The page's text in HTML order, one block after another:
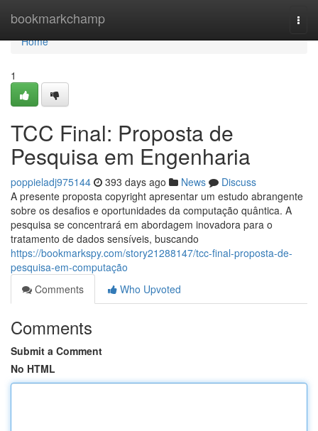
bookmarkchamp
Home
Home
1
TCC Final: Proposta de
Pesquisa em Engenharia
poppieladj975144 393 days ago News
Discuss
A presente proposta copyright apresentar um estudo abrangente
sobre os desafios e oportunidades da computação quântica. A
pesquisa se concentrará em abordagem inovadora para o
tratamento de dados sensíveis, buscando
https://bookmarkspy.com/story21288147/tcc-final-proposta-de-
pesquisa-em-computação
Comments
Who Upvoted
Comments
Submit a Comment
No HTML